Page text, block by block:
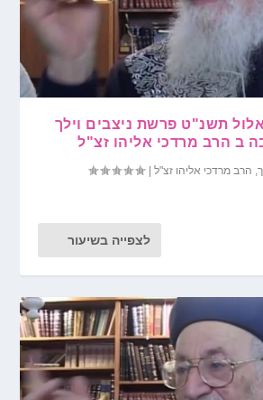
אלול תשנ"ט פרשת ניצבים וילך
ב הרב מרדכי אליהו זצ"ל
, הרב מרדכי אליהו זצ"ל |
לצפייה בשיעור